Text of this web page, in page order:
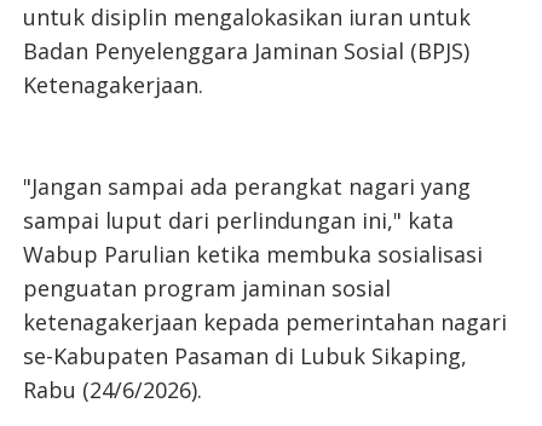
untuk disiplin mengalokasikan iuran untuk
Badan Penyelenggara Jaminan Sosial (BPJS)
Ketenagakerjaan.
"Jangan sampai ada perangkat nagari yang
sampai luput dari perlindungan ini," kata
Wabup Parulian ketika membuka sosialisasi
penguatan program jaminan sosial
ketenagakerjaan kepada pemerintahan nagari
se-Kabupaten Pasaman di Lubuk Sikaping,
Rabu (24/6/2026).